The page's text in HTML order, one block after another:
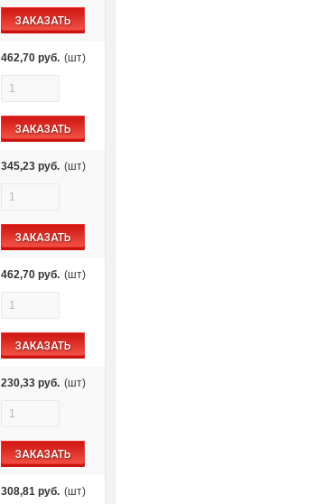
ЗАКАЗАТЬ
462,70 руб. (шт)
ЗАКАЗАТЬ
345,23 руб. (шт)
ЗАКАЗАТЬ
462,70 руб. (шт)
ЗАКАЗАТЬ
230,33 руб. (шт)
ЗАКАЗАТЬ
308,81 руб. (шт)